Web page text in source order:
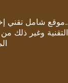
شامل تقني
وغير ذلك